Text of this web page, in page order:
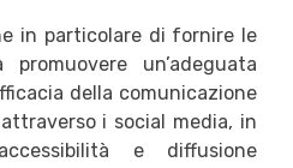
in particolare di fornire le
un’adeguata
della comunicazione
i social media, in
e diffusione